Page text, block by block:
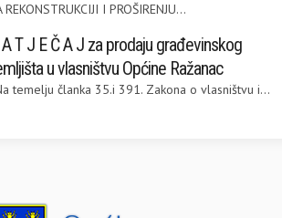
REKONSTRUKCIJI I PROŠIRENJU...
A T J E Č A J za prodaju građevinskog
u vlasništvu Općine Ražanac
temelju članka 35.i 391. Zakona o vlasništvu i...